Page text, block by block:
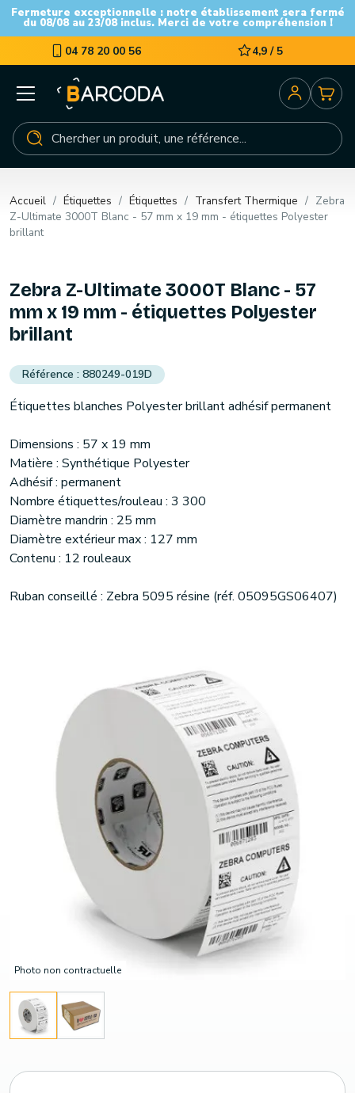
Fermeture exceptionnelle : notre établissement sera fermé
du 08/08 au 23/08 inclus. Merci de votre compréhension !
04 78 20 00 56 4,9 / 5
Accueil Étiquettes Étiquettes Transfert Thermique
Zebra
Z-Ultimate 3000T Blanc - 57 mm x 19 mm - étiquettes Polyester
brillant
Photo non contractuelle
Zebra Z-Ultimate 3000T Blanc - 57
mm x 19 mm - étiquettes Polyester
brillant
880249-019D
Étiquettes blanches Polyester brillant adhésif permanent
Dimensions : 57 x 19 mm
Matière : Synthétique Polyester
Adhésif : permanent
Nombre étiquettes/rouleau : 3 300
Diamètre mandrin : 25 mm
Diamètre extérieur max : 127 mm
Contenu : 12 rouleaux
Ruban conseillé : Zebra 5095 résine (réf. 05095GS06407)